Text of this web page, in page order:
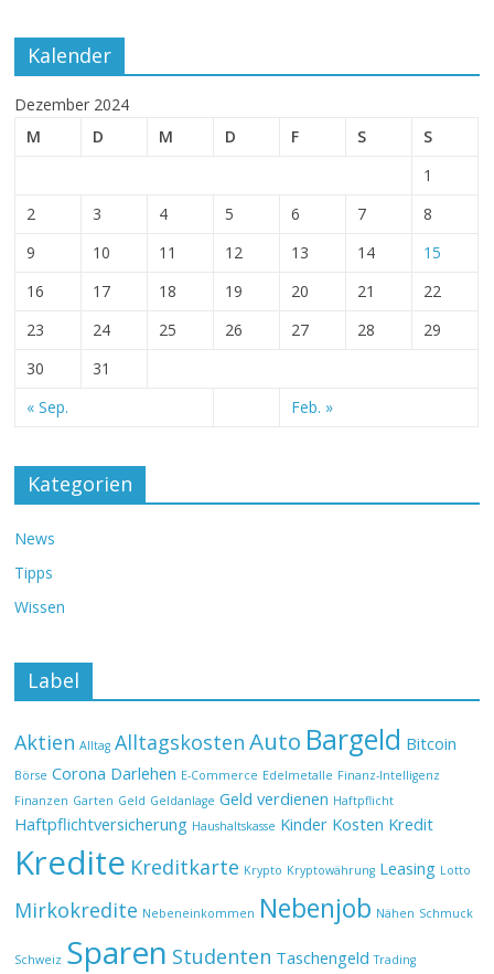
Kalender
Dezember 2024
M
D M D F S S
« Sep. Feb. »
1
2
3 4 5 6 7
8
9
10 11 12 13 14
15
16
17 18 19 20 21
22
23
24 25 26 27 28
29
30
31
Kategorien
News
Tipps
Wissen
Label
Aktien Alltag Alltagskosten Auto Bargeld Bitcoin
Börse Corona Darlehen E-Commerce Edelmetalle Finanz-Intelligenz
Finanzen Garten Geld Geldanlage Geld verdienen Haftpflicht
Haftpflichtversicherung Haushaltskasse Kinder Kosten Kredit
Kredite Kreditkarte Krypto Kryptowährung Leasing Lotto
Mirkokredite Nebeneinkommen Nebenjob Nähen Schmuck
Schweiz Sparen Studenten Taschengeld Trading